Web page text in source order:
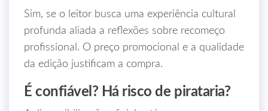
Sim, se o leitor busca uma experiência cultural
profunda aliada a reflexões sobre recomeço
profissional. O preço promocional e a qualidade
da edição justificam a compra.
É confiável? Há risco de pirataria?